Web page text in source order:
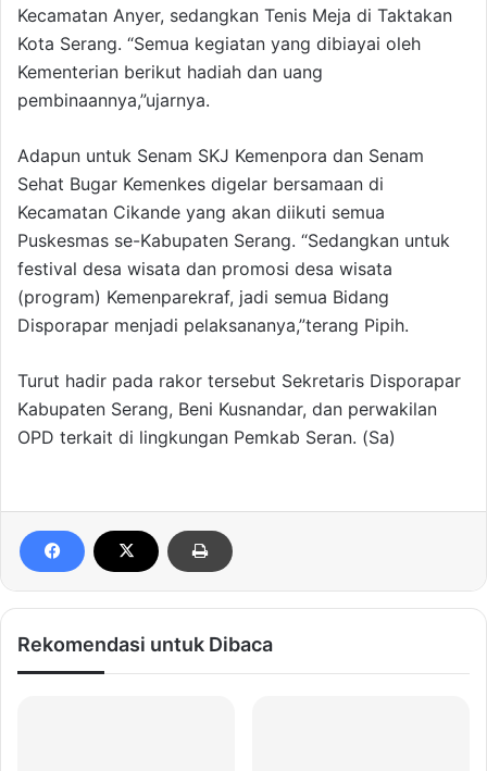
Kecamatan Anyer, sedangkan Tenis Meja di Taktakan
Kota Serang. “Semua kegiatan yang dibiayai oleh
Kementerian berikut hadiah dan uang
pembinaannya,”ujarnya.
Adapun untuk Senam SKJ Kemenpora dan Senam
Sehat Bugar Kemenkes digelar bersamaan di
Kecamatan Cikande yang akan diikuti semua
Puskesmas se-Kabupaten Serang. “Sedangkan untuk
festival desa wisata dan promosi desa wisata
(program) Kemenparekraf, jadi semua Bidang
Disporapar menjadi pelaksananya,”terang Pipih.
Turut hadir pada rakor tersebut Sekretaris Disporapar
Kabupaten Serang, Beni Kusnandar, dan perwakilan
OPD terkait di lingkungan Pemkab Seran. (Sa)
Rekomendasi untuk Dibaca